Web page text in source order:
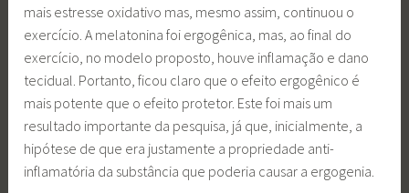
mais estresse oxidativo mas, mesmo assim, continuou o
exercício. A melatonina foi ergogênica, mas, ao final do
exercício, no modelo proposto, houve inflamação e dano
tecidual. Portanto, ficou claro que o efeito ergogênico é
mais potente que o efeito protetor. Este foi mais um
resultado importante da pesquisa, já que, inicialmente, a
hipótese de que era justamente a propriedade anti-
inflamatória da substância que poderia causar a ergogenia.